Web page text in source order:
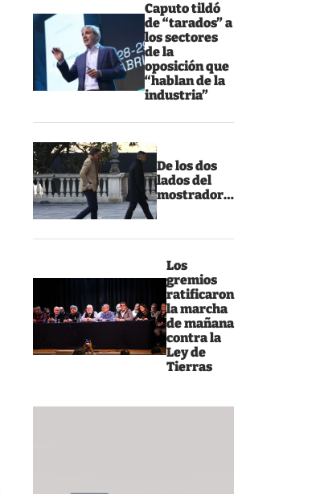
Caputo tildó
de “tarados” a
los sectores
de la
oposición que
“hablan de la
industria”
De los dos
lados del
mostrador…
Los
gremios
ratificaron
la marcha
de mañana
contra la
Ley de
Tierras